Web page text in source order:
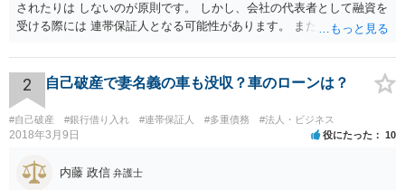
されたりは しないのが原則です。 しかし、会社の代表者として融資を
受ける際には 連帯保証人となる可能性があります。 また、返済が厳し
があります。 個人の財産について責任を免れたいのであれば 連帯保証
人にもならず、 返済計画が確実であると言える場合のみ 融資を受ける
ことにする他ないと思います。
2 自己破産で妻名義の車も没収？車のローンは？
#自己破産 #銀行借り入れ #連帯保証人 #多重債務 #法人・ビジネス
2018年3月9日 役にたった 10
内藤 政信 弁護士